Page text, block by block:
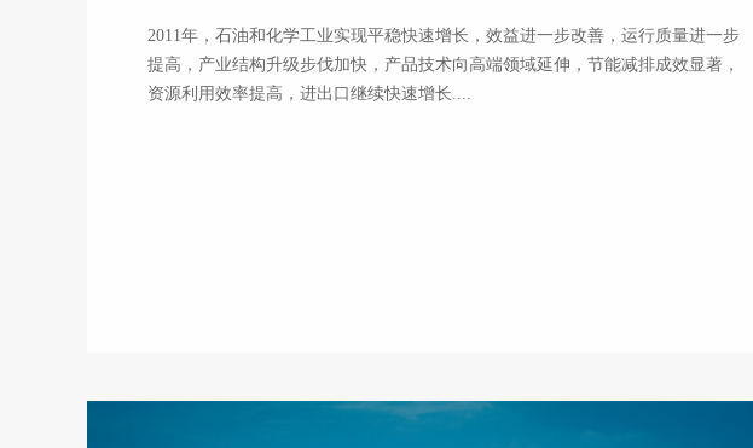
2011年，石油和化学工业实现平稳快速增长，效益进一步改善，运行质量进一步
提高，产业结构升级步伐加快，产品技术向高端领域延伸，节能减排成效显著，
资源利用效率提高，进出口继续快速增长....